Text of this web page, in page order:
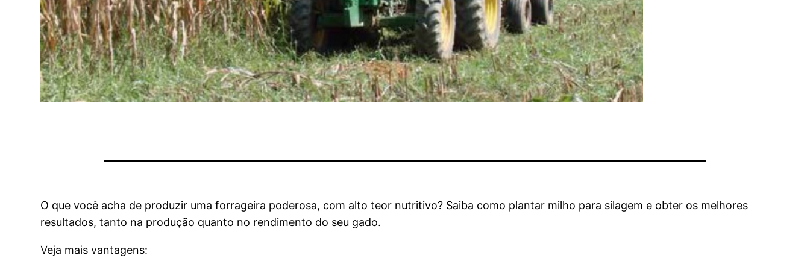
O que você acha de produzir uma forrageira poderosa, com alto teor nutritivo? Saiba como plantar milho para silagem e obter os melhores
resultados, tanto na produção quanto no rendimento do seu gado.
Veja mais vantagens: